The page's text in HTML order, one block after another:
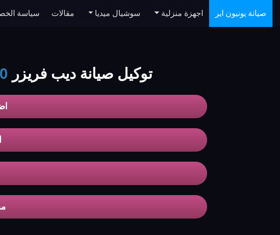
صيانة يونيون اير اجهزة منزلية سوشيال ميديا مقالات سياسة
توكيل صيانة ديب فريزر unionaire